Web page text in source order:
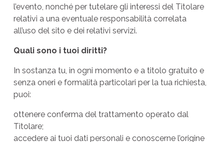
l’evento, nonché per tutelare gli interessi del Titolare
relativi a una eventuale responsabilità correlata
all’uso del sito e dei relativi servizi.
Quali sono i tuoi diritti?
In sostanza tu, in ogni momento e a titolo gratuito e
senza oneri e formalità particolari per la tua richiesta,
puoi:
ottenere conferma del trattamento operato dal
Titolare;
accedere ai tuoi dati personali e conoscerne l’origine